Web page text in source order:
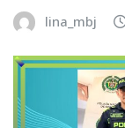
lina_mbj